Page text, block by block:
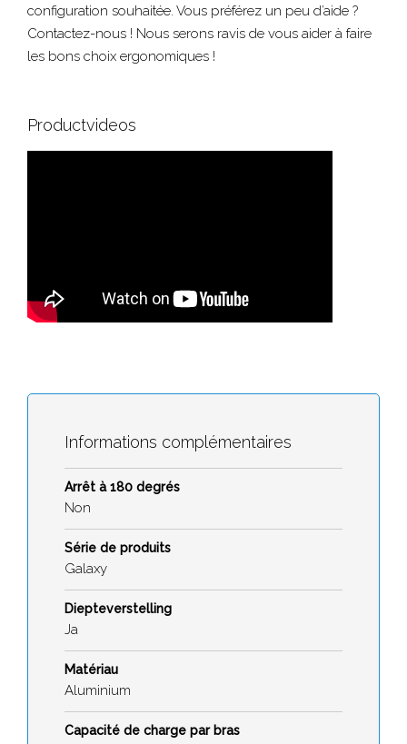
configuration souhaitée. Vous préférez un peu d’aide ?
Contactez-nous ! Nous serons ravis de vous aider à faire
les bons choix ergonomiques !
Productvideos
Informations complémentaires
Arrêt à 180 degrés
Non
Série de produits
Galaxy
Diepteverstelling
Ja
Matériau
Aluminium
Capacité de charge par bras